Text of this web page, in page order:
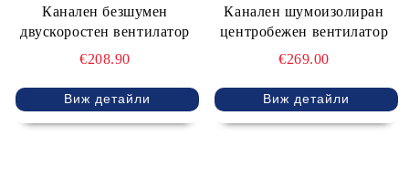
Канален безшумен
двускоростен вентилатор
€208.90
Виж детайли
Канален шумоизолиран
центробежен вентилатор
€269.00
Виж детайли